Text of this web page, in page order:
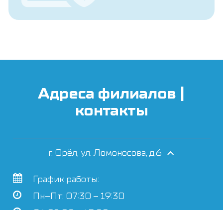
Адреса филиалов |
контакты
г. Орёл, ул. Ломоносова, д.6
График работы:
Пн–Пт: 07:30 – 19:30